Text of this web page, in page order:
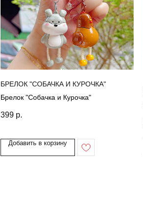
БРЕЛОК "СОБАЧКА И КУРОЧКА"
Брелок "Собачка и Курочка"
399 р.
Добавить в корзину